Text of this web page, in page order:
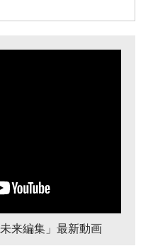
来編集」最新動画